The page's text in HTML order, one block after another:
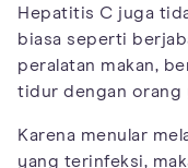
Hepatitis C juga
biasa seperti
peralatan makan,
tidur dengan orang
Karena menular
yang terinfeksi,